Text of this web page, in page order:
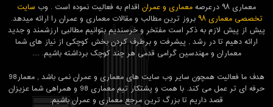
معماری ۹۸ درعرصه معماری و عمران اقدام به فعالیت نموده است . وب سایت
تخصصی معماری ۹۸
بروز ترین مطالب و مقالات معماری و عمران را ارائه میدهد.
پیش از پیش لازم به ذکر است مفتخر و خرسندیم بتوانیم مطالبی ارزشمند و جدید
ارائه دهیم تا در رشد , پیشرفت و برطرف کردن بخش کوچکی از نیاز های شما
معماران و مهندسین گرامی قدمی هر چند کوچک برداشته باشیم. ....
هدف ما فعالیت همچون سایر وب سایت های معماری و عمران نمی باشد , معمار98
حرفه ای تر عمل می کند. با همت و پشتکار تیم معماری 98 و همراهی شما عزیزان
قصد داریم تا بزرگ ترین مرجع معماری و عمران باشیم.